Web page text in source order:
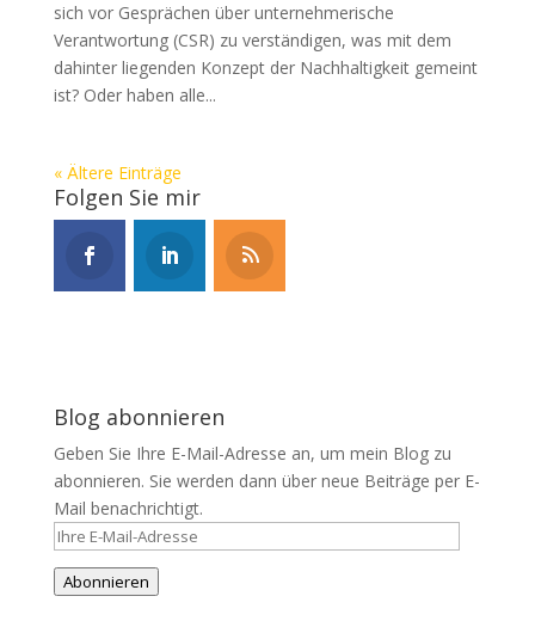
sich vor Gesprächen über unternehmerische
Verantwortung (CSR) zu verständigen, was mit dem
dahinter liegenden Konzept der Nachhaltigkeit gemeint
ist? Oder haben alle...
« Ältere Einträge
Folgen Sie mir
Blog abonnieren
Geben Sie Ihre E-Mail-Adresse an, um mein Blog zu
abonnieren. Sie werden dann über neue Beiträge per E-
Mail benachrichtigt.
Ihre
E-
Mail-
Abonnieren